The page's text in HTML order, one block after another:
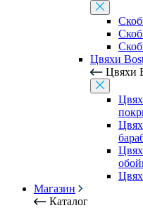
Цвяхи
Цвяхи
Магазин
Каталог